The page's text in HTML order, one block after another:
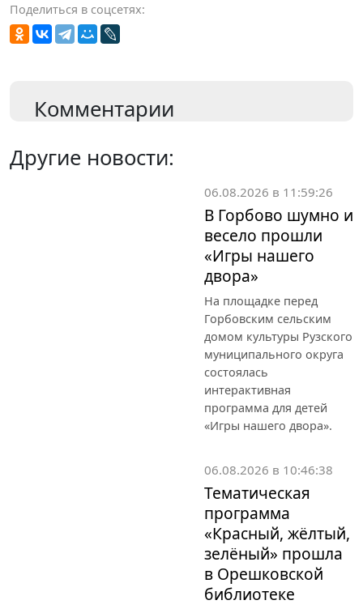
Поделиться в соцсетях:
Комментарии
Другие новости:
06.08.2026 в 11:59:26
В Горбово шумно и
весело прошли
«Игры нашего
двора»
На площадке перед
Горбовским сельским
домом культуры Рузского
муниципального округа
состоялась
интерактивная
программа для детей
«Игры нашего двора».
06.08.2026 в 10:46:38
Тематическая
программа
«Красный, жёлтый,
зелёный» прошла
в Орешковской
библиотеке